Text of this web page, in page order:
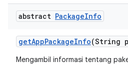
abstract PackageInfo
getAppPackageInfo(String
Mengambil informasi tentang